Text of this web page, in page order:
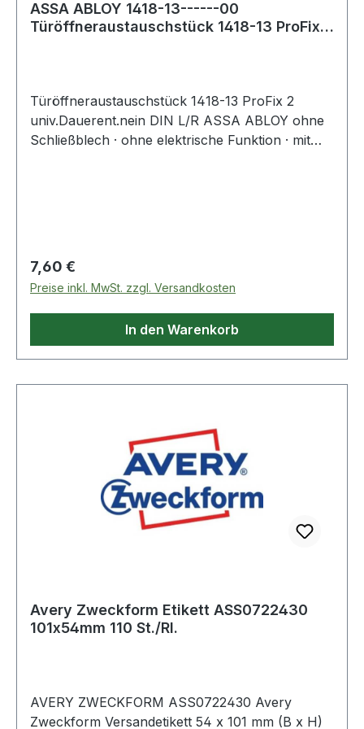
ASSA ABLOY 1418-13------00
Türöffneraustauschstück 1418-13 ProFix 2
Türöffneraustauschstück 1418-13 ProFix 2
univ.Dauerent.nein DIN L/R ASSA ABLOY ohne
Schließblech · ohne elektrische Funktion · mit
Regulärer Preis:
7,60 €
Preise inkl. MwSt. zzgl. Versandkosten
In den Warenkorb
Avery Zweckform Etikett ASS0722430
101x54mm 110 St./Rl.
AVERY ZWECKFORM ASS0722430 Avery
Zweckform Versandetikett 54 x 101 mm (B x H)